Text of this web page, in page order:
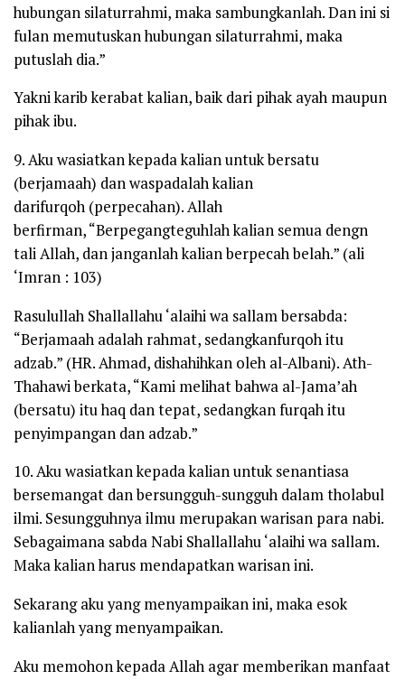
hubungan silaturrahmi, maka sambungkanlah. Dan ini si
fulan memutuskan hubungan silaturrahmi, maka
putuslah dia.”
Yakni karib kerabat kalian, baik dari pihak ayah maupun
pihak ibu.
9. Aku wasiatkan kepada kalian untuk bersatu
(berjamaah) dan waspadalah kalian
darifurqoh (perpecahan). Allah
berfirman,“Berpegangteguhlah kalian semua dengn
tali Allah, dan janganlah kalian berpecah belah.” (ali
‘Imran : 103)
Rasulullah Shallallahu ‘alaihi wa sallambersabda:
“Berjamaah adalah rahmat, sedangkanfurqohitu
adzab.” (HR. Ahmad, dishahihkan oleh al-Albani). Ath-
Thahawi berkata, “Kami melihat bahwa al-Jama’ah
(bersatu) itu haq dan tepat, sedangkanfurqahitu
penyimpangan dan adzab.”
10. Aku wasiatkan kepada kalian untuk senantiasa
bersemangat dan bersungguh-sungguh dalamtholabul
ilmi. Sesungguhnya ilmu merupakan warisan para nabi.
Sebagaimana sabda Nabi Shallallahu ‘alaihi wa sallam.
Maka kalian harus mendapatkan warisan ini.
Sekarang aku yang menyampaikan ini, maka esok
kalianlah yang menyampaikan.
Aku memohon kepada Allah agar memberikan manfaat